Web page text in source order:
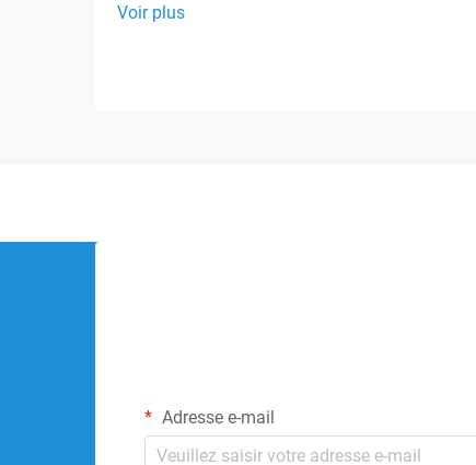
Voir plus
Adresse e-mail